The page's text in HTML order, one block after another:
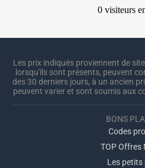
Les prix indiqués proviennent de
lorsqu'ils sont présents, peuvent
des 30 derniers jours, à un ancien
peuvent varier et sont soumis aux
BONS
Codes
TOP Offres
Les petits